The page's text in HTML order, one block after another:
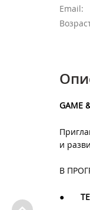
Email:
GAME
и
В
●